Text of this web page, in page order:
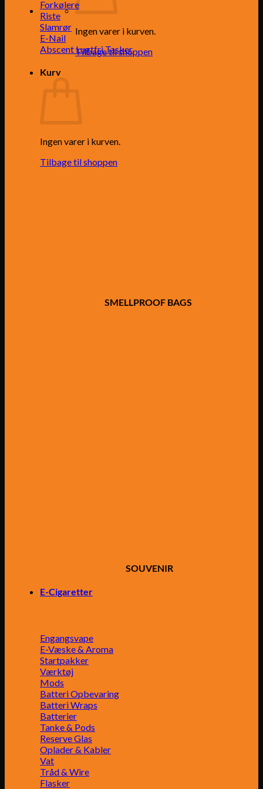
Ingen varer i kurven.
Tilbage til shoppen
Kurv
Ingen varer i kurven.
Tilbage til shoppen
Forkølere
Riste
Slamrør
E-Nail
Abscent Lugtfri Tasker
SMELLPROOF BAGS
SOUVENIR
E-Cigaretter
Engangsvape
E-Væske & Aroma
Startpakker
Værktøj
Mods
Batteri Opbevaring
Batteri Wraps
Batterier
Tanke & Pods
Reserve Glas
Oplader & Kabler
Vat
Tråd & Wire
Flasker